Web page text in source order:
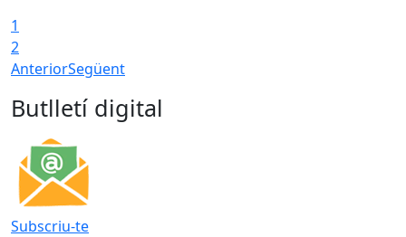
1
2
AnteriorSegüent
Butlletí digital
Subscriu-te